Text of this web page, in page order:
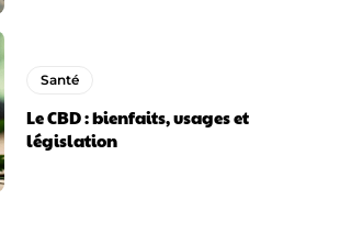
Santé
Le CBD : bienfaits, usages et
législation